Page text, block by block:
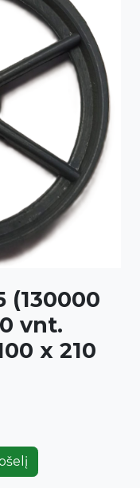
(130000
vnt.
x 210